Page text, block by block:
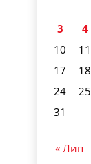
3
4
10
11
17
18
24
25
31
« Лип